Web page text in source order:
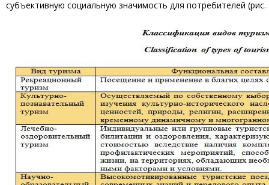
субъективную социальную значимость для потребителей (рис.